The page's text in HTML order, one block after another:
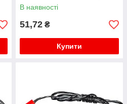
В наявності
51,72 ₴
Купити